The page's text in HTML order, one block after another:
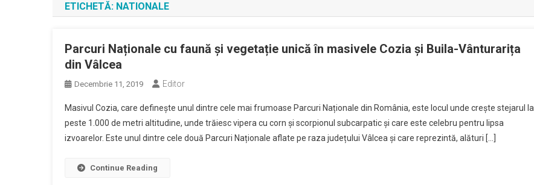
ETICHETĂ: NATIONALE
Parcuri Naționale cu faună și vegetație unică în masivele Cozia și Buila-Vânturarița
din Vâlcea
Decembrie 11, 2019 Editor
Masivul Cozia, care definește unul dintre cele mai frumoase Parcuri Naționale din România, este locul unde crește stejarul la
peste 1.000 de metri altitudine, unde trăiesc vipera cu corn și scorpionul subcarpatic și care este celebru pentru lipsa
izvoarelor. Este unul dintre cele două Parcuri Naționale aflate pe raza județului Vâlcea și care reprezintă, alături […]
Continue Reading